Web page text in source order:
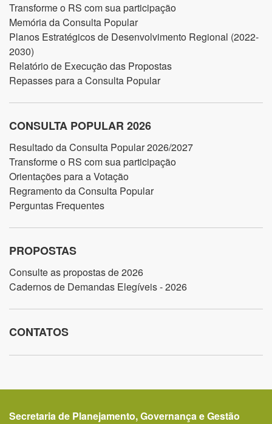
Transforme o RS com sua participação
Memória da Consulta Popular
Planos Estratégicos de Desenvolvimento Regional (2022-
2030)
Relatório de Execução das Propostas
Repasses para a Consulta Popular
CONSULTA POPULAR 2026
Resultado da Consulta Popular 2026/2027
Transforme o RS com sua participação
Orientações para a Votação
Regramento da Consulta Popular
Perguntas Frequentes
PROPOSTAS
Consulte as propostas de 2026
Cadernos de Demandas Elegíveis - 2026
CONTATOS
Secretaria de Planejamento, Governança e Gestão